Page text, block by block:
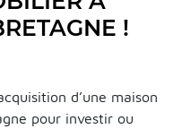
!
d’une maison
pour investir ou